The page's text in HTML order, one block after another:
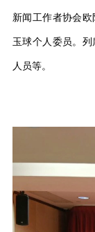
新闻工作者协会
玉球个人委员。
人员等。